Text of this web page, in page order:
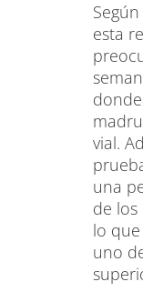
esta
vial.
una
de
lo
uno